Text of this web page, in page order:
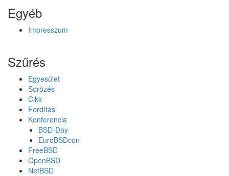
Egyéb
Impresszum
Szűrés
Egyesület
Sörözés
Cikk
Fordítás
Konferencia
BSD-Day
EuroBSDcon
FreeBSD
OpenBSD
NetBSD